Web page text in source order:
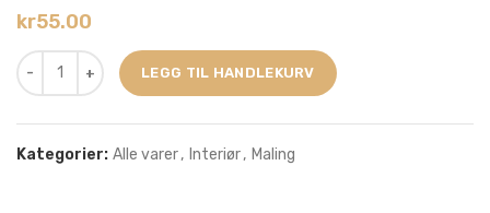
kr55.00
LEGG TIL HANDLEKURV
Kategorier: Alle varer, Interiør, Maling